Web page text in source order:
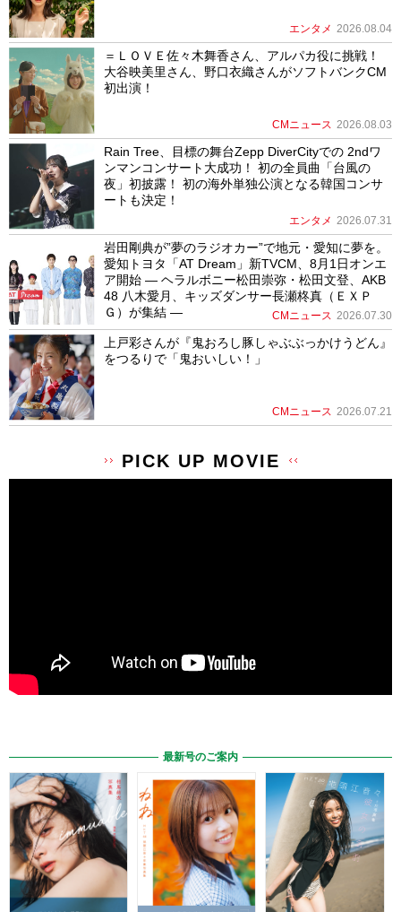
エンタメ 2026.08.04
＝ＬＯＶＥ佐々木舞香さん、アルパカ役に挑戦！
大谷映美里さん、野口衣織さんがソフトバンクCM
初出演！
CMニュース 2026.08.03
Rain Tree、目標の舞台Zepp DiverCityでの 2ndワ
ンマンコンサート大成功！ 初の全員曲「台風の
夜」初披露！ 初の海外単独公演となる韓国コンサ
ートも決定！
エンタメ 2026.07.31
岩田剛典が”夢のラジオカー”で地元・愛知に夢を。
愛知トヨタ「AT Dream」新TVCM、8月1日オンエ
ア開始 ― ヘラルボニー松田崇弥・松田文登、AKB
48 八木愛月、キッズダンサー長瀬柊真（ＥＸＰ
Ｇ）が集結 ―
CMニュース 2026.07.30
上戸彩さんが『鬼おろし豚しゃぶぶっかけうどん』
をつるりで「鬼おいしい！」
CMニュース 2026.07.21
PICK UP MOVIE
最新号のご案内